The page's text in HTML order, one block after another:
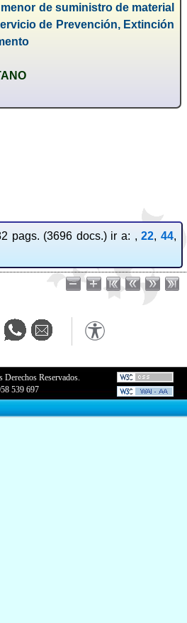
de suministro de material
de Prevención, Extinción
pags. (3696 docs.) ir a: ,22,44,
Derechos Reservados.
539 697